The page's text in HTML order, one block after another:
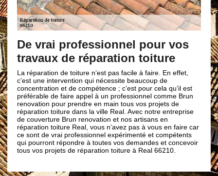
De vrai professionnel pour vos
travaux de réparation toiture
La réparation de toiture n’est pas facile à faire. En effet,
c’est une intervention qui nécessite beaucoup de
concentration et de compétence ; c’est pour cela qu’il est
préférable de faire appel à un professionnel comme Brun
renovation pour prendre en main tous vos projets de
réparation toiture dans la ville Real. Avec notre entreprise
de couverture Brun renovation et nos artisans en
réparation toiture Real, vous n’avez pas à vous en faire car
ce sont de vrai professionnel expérimenté et compétents
qui pourront répondre à toutes vos demandes et concevoir
tous vos projets de réparation toiture à Real 66210.